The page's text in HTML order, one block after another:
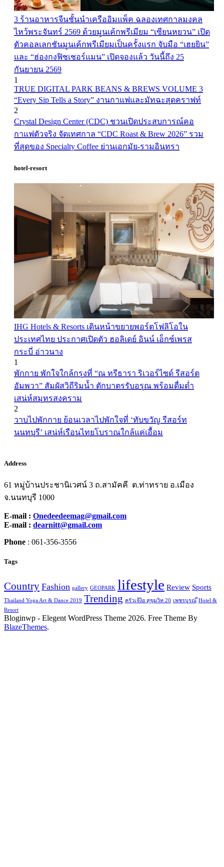
3 ร้านอาหารจีนชั้นนำเครืออิมแพ็ค ฉลองเทศกาลมงคล
ไหว้พระจันทร์ 2569 ด้วยมูนเค้กพรีเมียม “เซียนหยวน” เปิด
ตัวคอลเลกชันมูนเค้กพรีเมียมเป็นครั้งแรก จับมือ “เฮยยิน”
และ “ฮ่องกงฟิชเชอร์แมน” เปิดจองแล้ว วันนี้ถึง 25
กันยายน 2569
1
TRUE DIGITAL PARK BEANS & BREWS VOLUME 3
“Every Sip Tells a Story” งานกาแฟและมัทฉะสุดคราฟท์
2
Crystal Design Center (CDC) ชวนเปิดประสบการณ์คอ
กาแฟตัวจริง จัดเทศกาล “CDC Roast & Brew 2026” รวม
ที่สุดของ Specialty Coffee ย่านเอกมัย-รามอินทรา
hotel-resort
IHG Hotels & Resorts เดินหน้าขยายพอร์ตโฟลิโอใน
ประเทศไทย ประกาศเปิดตัว ฮอลิเดย์ อินน์ เอ็กซ์เพรส
กระบี่ อ่าวนาง
1
พักกาย พักใจใกล้กรุงที่ “ณ ทรีธารา ริเวอร์ไซด์ รีสอร์ต
อัมพวา” สัมผัสวิถีริมน้ำ ตักบาตรรับอรุณ พร้อมดื่มด่ำ
เสน่ห์สมุทรสงคราม
2
วาบไปพักกาย ย้อนเวลาไปพักใจที่ ‘ทับขวัญ รีสอร์ท
นนทบุรี’ เสน่ห์เรือนไทยโบราณใกล้แค่เอื้อม
Address
61 หมู่บ้านประชานิเวศน์ 3 ถ.สามัคคี ต.ท่าทราย อ.เมือง
จ.นนทบุรี 1000
E-mail : Onedeedeemag@gmail.com
E-mail : dearnitt@gmail.com
Phone : 061-356-3556
Tags
Country Fashion gallery GEOPARK lifestyle Review Sports
Thailand Yoga Art & Dance 2019 Trending ครัวเจ๊ง้อ สุขุมวิท 20 เพชรบูรณ์ ็Hotel &
Resort
Bloginwp - Elegent WordPress Theme 2026. Free Theme By
BlazeThemes.